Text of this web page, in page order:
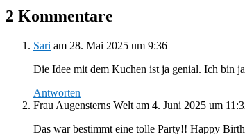
2 Kommentare
Sari am 28. Mai 2025 um 9:36
Die Idee mit dem Kuchen ist ja genial. Ich bin
Antworten
Frau Augensterns Welt am 4. Juni 2025 um
Das war bestimmt eine tolle Party!! Happy